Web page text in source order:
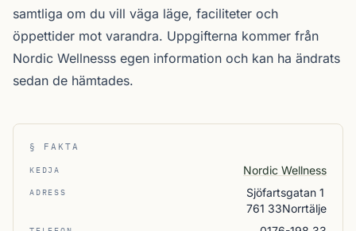
samtliga om du vill väga läge, faciliteter och
öppettider mot varandra. Uppgifterna kommer från
Nordic Wellnesss egen information och kan ha ändrats
sedan de hämtades.
§ FAKTA
KEDJA Nordic Wellness
ADRESS
Sjöfartsgatan 1
761 33Norrtälje